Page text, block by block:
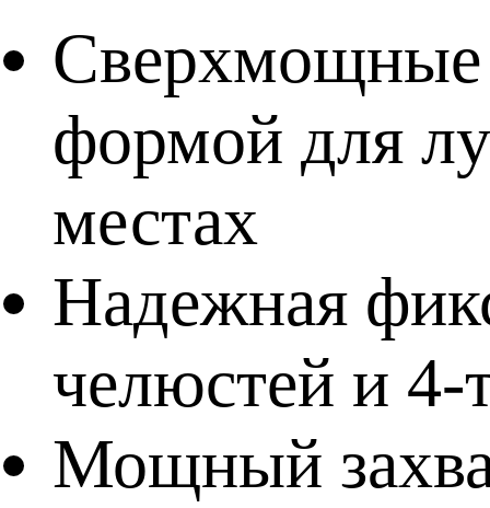
Сверхмощные
формой для
местах
Надежная
челюстей и 4-
Мощный